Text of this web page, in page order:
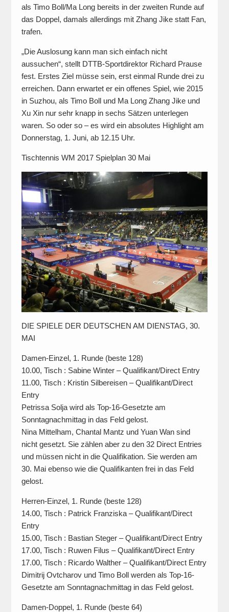
als Timo Boll/Ma Long bereits in der zweiten Runde auf
das Doppel, damals allerdings mit Zhang Jike statt Fan,
trafen.
„Die Auslosung kann man sich einfach nicht
aussuchen“, stellt DTTB-Sportdirektor Richard Prause
fest. Erstes Ziel müsse sein, erst einmal Runde drei zu
erreichen. Dann erwartet er ein offenes Spiel, wie 2015
in Suzhou, als Timo Boll und Ma Long Zhang Jike und
Xu Xin nur sehr knapp in sechs Sätzen unterlegen
waren. So oder so – es wird ein absolutes Highlight am
Donnerstag, 1. Juni, ab 12.15 Uhr.
Tischtennis WM 2017 Spielplan 30 Mai
DIE SPIELE DER DEUTSCHEN AM DIENSTAG, 30.
MAI
Damen-Einzel, 1. Runde (beste 128)
10.00, Tisch : Sabine Winter – Qualifikant/Direct Entry
11.00, Tisch : Kristin Silbereisen – Qualifikant/Direct
Entry
Petrissa Solja wird als Top-16-Gesetzte am
Sonntagnachmittag in das Feld gelost.
Nina Mittelham, Chantal Mantz und Yuan Wan sind
nicht gesetzt. Sie zählen aber zu den 32 Direct Entries
und müssen nicht in die Qualifikation. Sie werden am
30. Mai ebenso wie die Qualifikanten frei in das Feld
gelost.
Herren-Einzel, 1. Runde (beste 128)
14.00, Tisch : Patrick Franziska – Qualifikant/Direct
Entry
15.00, Tisch : Bastian Steger – Qualifikant/Direct Entry
17.00, Tisch : Ruwen Filus – Qualifikant/Direct Entry
17.00, Tisch : Ricardo Walther – Qualifikant/Direct Entry
Dimitrij Ovtcharov und Timo Boll werden als Top-16-
Gesetzte am Sonntagnachmittag in das Feld gelost.
Damen-Doppel, 1. Runde (beste 64)